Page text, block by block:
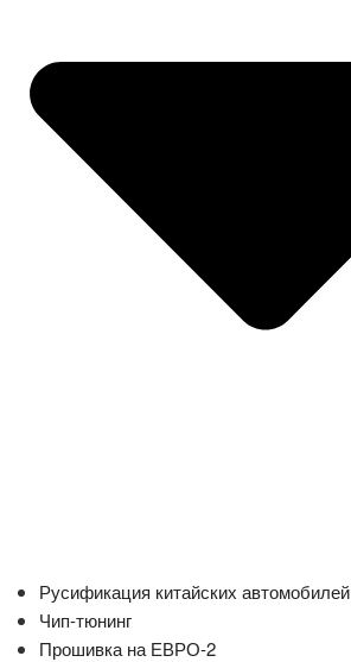
Русификация китайских автомобилей
Чип-тюнинг
Прошивка на ЕВРО-2